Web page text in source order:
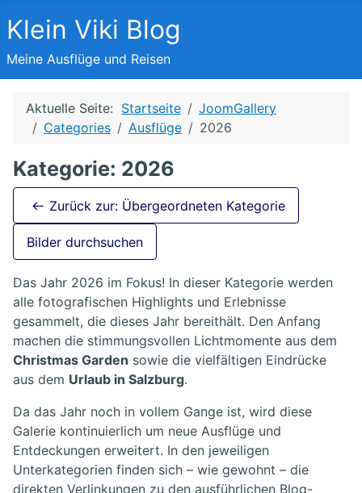
Klein Viki Blog
Meine Ausflüge und Reisen
Aktuelle Seite: Startseite
JoomGallery
Categories
Ausflüge 2026
Kategorie: 2026
Zurück zur: Übergeordneten Kategorie
Bilder durchsuchen
Das Jahr 2026 im Fokus! In dieser Kategorie werden
alle fotografischen Highlights und Erlebnisse
gesammelt, die dieses Jahr bereithält. Den Anfang
machen die stimmungsvollen Lichtmomente aus dem
Christmas Garden sowie die vielfältigen Eindrücke
aus dem Urlaub in Salzburg.
Da das Jahr noch in vollem Gange ist, wird diese
Galerie kontinuierlich um neue Ausflüge und
Entdeckungen erweitert. In den jeweiligen
Unterkategorien finden sich – wie gewohnt – die
direkten Verlinkungen zu den ausführlichen Blog-